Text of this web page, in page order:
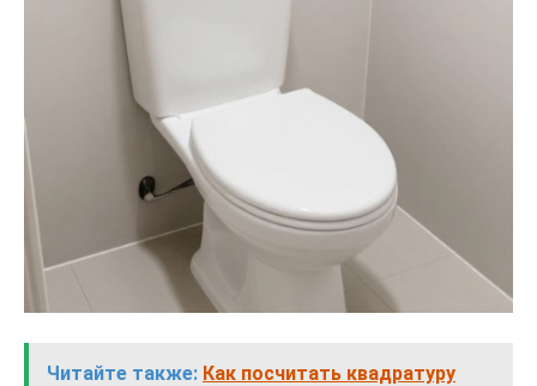
Читайте также: Как посчитать квадратуру